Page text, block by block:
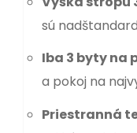
sú
Iba 3 byty na
a pokoj na
Priestranná